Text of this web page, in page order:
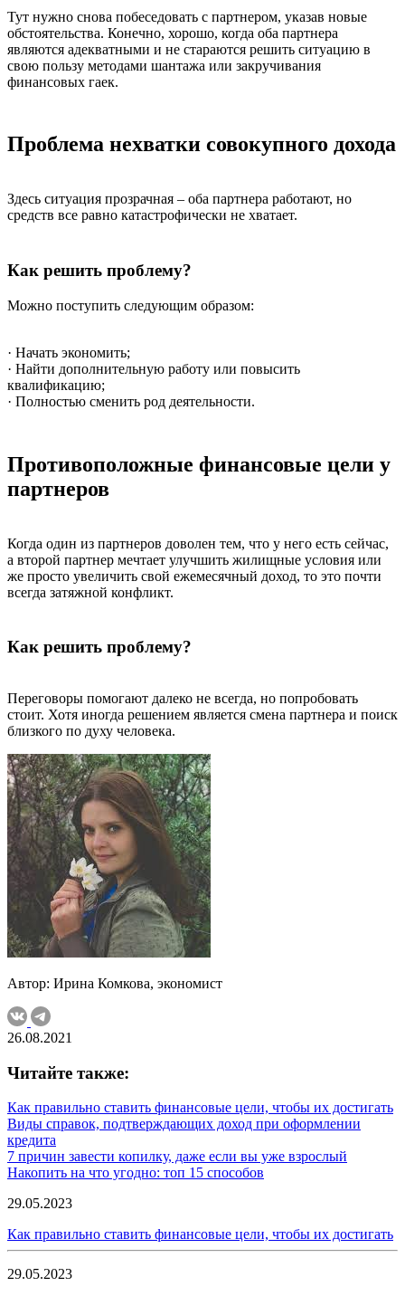
Тут нужно снова побеседовать с партнером, указав новые
обстоятельства. Конечно, хорошо, когда оба партнера
являются адекватными и не стараются решить ситуацию в
свою пользу методами шантажа или закручивания
финансовых гаек.
Проблема нехватки совокупного дохода
Здесь ситуация прозрачная – оба партнера работают, но
средств все равно катастрофически не хватает.
Как решить проблему?
Можно поступить следующим образом:
· Начать экономить;
· Найти дополнительную работу или повысить
квалификацию;
· Полностью сменить род деятельности.
Противоположные финансовые цели у
партнеров
Когда один из партнеров доволен тем, что у него есть сейчас,
а второй партнер мечтает улучшить жилищные условия или
же просто увеличить свой ежемесячный доход, то это почти
всегда затяжной конфликт.
Как решить проблему?
Переговоры помогают далеко не всегда, но попробовать
стоит. Хотя иногда решением является смена партнера и поиск
близкого по духу человека.
Автор: Ирина Комкова, экономист
26.08.2021
Читайте также:
Как правильно ставить финансовые цели, чтобы их достигать
Виды справок, подтверждающих доход при оформлении
кредита
7 причин завести копилку, даже если вы уже взрослый
Накопить на что угодно: топ 15 способов
29.05.2023
Как правильно ставить финансовые цели, чтобы их достигать
29.05.2023